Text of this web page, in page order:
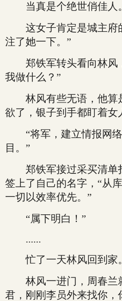
当真是个绝世俏佳人。
这女子肯定是城主府
注了她一下。”
郑铁军转头看向林风
我做什么？”
林风有些无语，他算
欲了，银子到手都盯着女
“将军，建立情报网络
目。”
郑铁军接过采买清单
签上了自己的名字，“从
一切以效率优先。”
“属下明白！”
......
忙了一天林风回到家。
林风一进门，周春兰
君，刚刚李员外来找你，